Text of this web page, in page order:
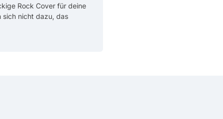
Rock Cover für deine
sich nicht dazu, das